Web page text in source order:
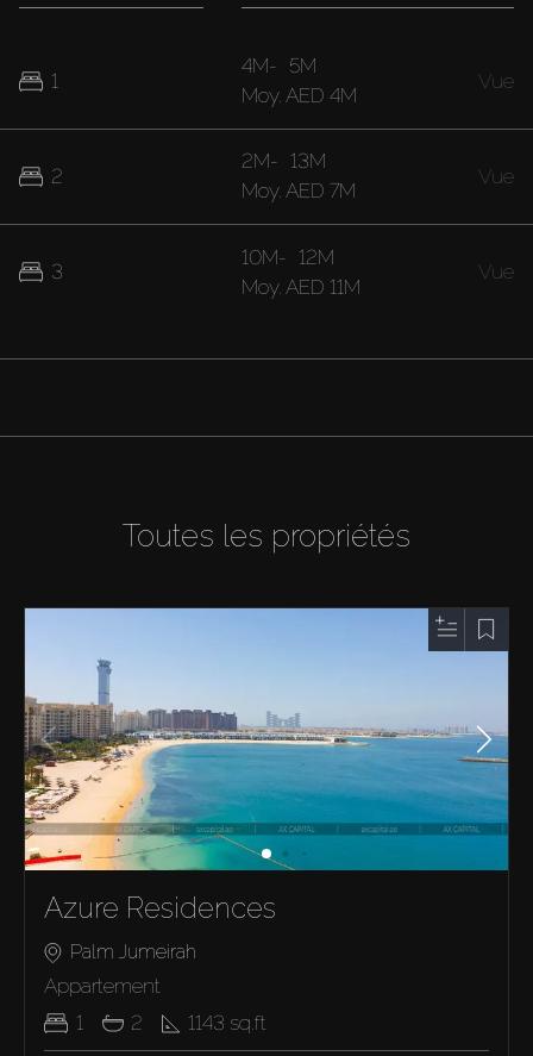
1
2
3
4M- 5M
Moy. AED 4M
Vue
2M- 13M
Moy. AED 7M
Vue
10M- 12M
Moy. AED 11M
Vue
Toutes les propriétés
Azure Residences
Palm Jumeirah
Appartement
1
2 1143 sq.ft